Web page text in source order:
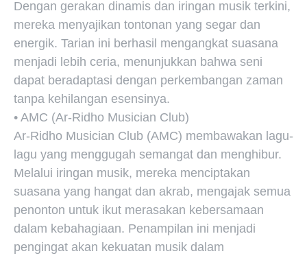
Dengan gerakan dinamis dan iringan musik terkini,
mereka menyajikan tontonan yang segar dan
energik. Tarian ini berhasil mengangkat suasana
menjadi lebih ceria, menunjukkan bahwa seni
dapat beradaptasi dengan perkembangan zaman
tanpa kehilangan esensinya.
• AMC (Ar-Ridho Musician Club)
Ar-Ridho Musician Club (AMC) membawakan lagu-
lagu yang menggugah semangat dan menghibur.
Melalui iringan musik, mereka menciptakan
suasana yang hangat dan akrab, mengajak semua
penonton untuk ikut merasakan kebersamaan
dalam kebahagiaan. Penampilan ini menjadi
pengingat akan kekuatan musik dalam